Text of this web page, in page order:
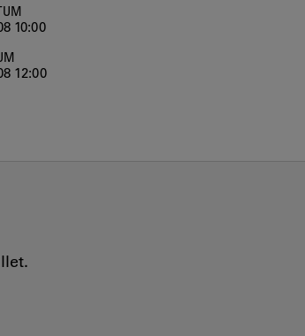
10:00
12:00